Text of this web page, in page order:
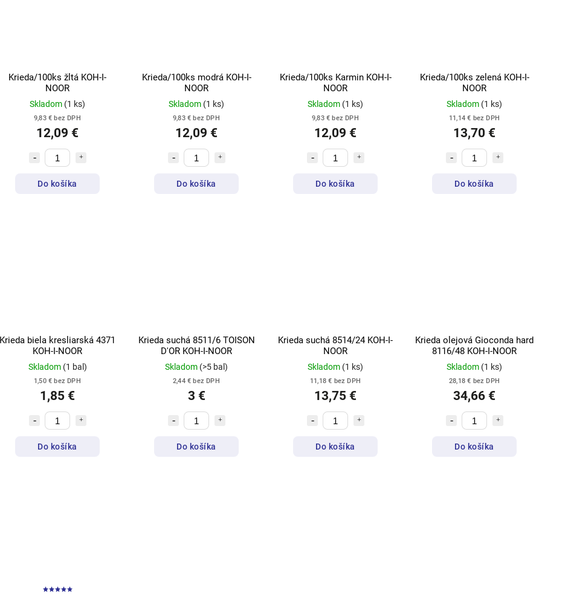
Krieda/100ks žltá KOH-I-
NOOR
Skladom (1 ks)
9,83 € bez DPH
12,09 €
Do košíka
Krieda/100ks modrá KOH-I-
NOOR
Skladom (1 ks)
9,83 € bez DPH
12,09 €
Do košíka
Krieda/100ks Karmin KOH-I-
NOOR
Skladom (1 ks)
9,83 € bez DPH
12,09 €
Do košíka
Krieda/100ks zelená KOH-I-
NOOR
Skladom (1 ks)
11,14 € bez DPH
13,70 €
Do košíka
Krieda biela kresliarská 4371
KOH-I-NOOR
Skladom (1 bal)
1,50 € bez DPH
1,85 €
Do košíka
Krieda suchá 8511/6 TOISON
D'OR KOH-I-NOOR
Skladom (>5 bal)
2,44 € bez DPH
3 €
Do košíka
Krieda suchá 8514/24 KOH-I-
NOOR
Skladom (1 ks)
11,18 € bez DPH
13,75 €
Do košíka
Krieda olejová Gioconda hard
8116/48 KOH-I-NOOR
Skladom (1 ks)
28,18 € bez DPH
34,66 €
Do košíka